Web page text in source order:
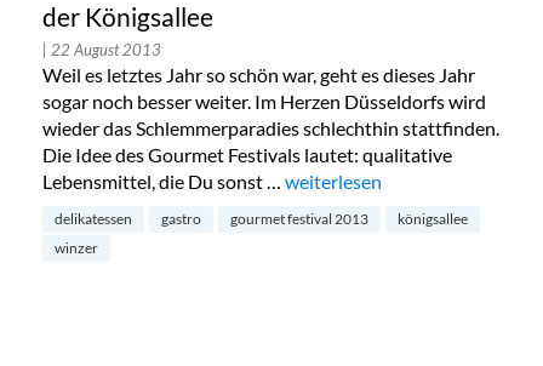
der Königsallee
| 22 August 2013
Weil es letztes Jahr so schön war, geht es dieses Jahr
sogar noch besser weiter. Im Herzen Düsseldorfs wird
wieder das Schlemmerparadies schlechthin stattfinden.
Die Idee des Gourmet Festivals lautet: qualitative
Lebensmittel, die Du sonst … „Gourmet Festival Düsseldorf
weiterlesen
delikatessen gastro gourmet festival 2013
königsallee
winzer